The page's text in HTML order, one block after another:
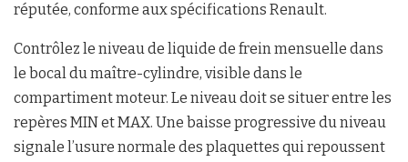
réputée, conforme aux spécifications Renault.
Contrôlez le niveau de liquide de frein mensuelle dans
le bocal du maître-cylindre, visible dans le
compartiment moteur. Le niveau doit se situer entre les
repères MIN et MAX. Une baisse progressive du niveau
signale l’usure normale des plaquettes qui repoussent